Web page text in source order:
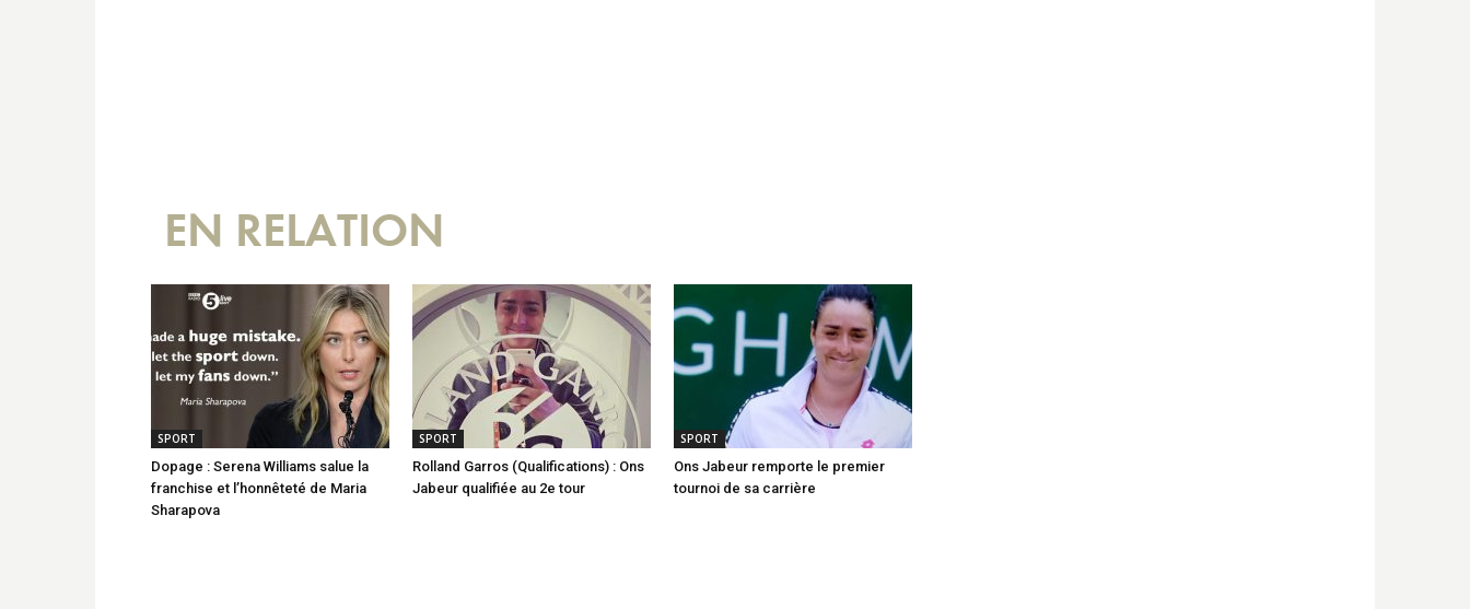
EN RELATION
SPORT
Dopage : Serena Williams salue la
franchise et l’honnêteté de Maria
Sharapova
SPORT
Rolland Garros (Qualifications) : Ons
Jabeur qualifiée au 2e tour
SPORT
Ons Jabeur remporte le premier
tournoi de sa carrière